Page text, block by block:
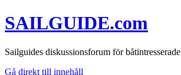
SAILGUIDE.com
Sailguides diskussionsforum för båtintresserade
Gå direkt till innehåll